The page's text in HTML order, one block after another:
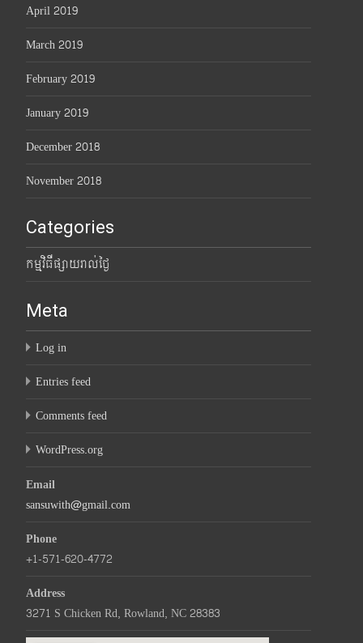
April 2019
March 2019
February 2019
January 2019
December 2018
November 2018
Categories
កម្មវិធីផ្សាយរាល់ថ្ងៃ
Meta
Log in
Entries feed
Comments feed
WordPress.org
Email
sansuwith@gmail.com
Phone
+1-571-620-4772
Address
3271 S Chicken Rd, Rowland, NC 28383